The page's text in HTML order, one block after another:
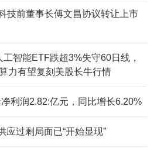
技前董事长傅文昌协议转让上市
工智能ETF跌超3%失守60日线，
力有望复刻美股长牛行情
利润2.82:亿元，同比增长6.20%
应过剩局面已“开始显现”